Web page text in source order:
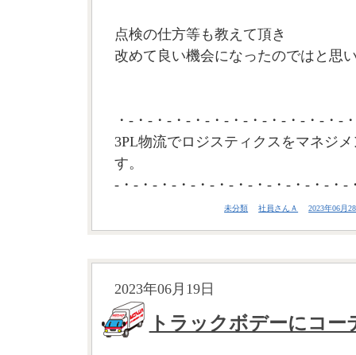
点検の仕方等も教えて頂き
改めて良い機会になったのではと思
・-・-・-・-・-・-・-・-・-・-・-・-
3PL物流でロジスティクスをマネジ
す。
-・-・-・-・-・-・-・-・-・-・-・-・-
未分類 社員さんＡ 2023年06月
2023年06月19日
トラックボデーにコ